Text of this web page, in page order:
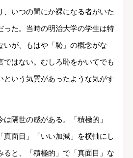
、いつの間にか裸になる者がいた
った。当時の明治大学の学生は特
いが、もはや「恥」の概念がな
ではない。むしろ恥をかいてでも
という気質があったような気がす
隔世の感がある。「積極的」
真面目」「いい加減」を横軸にし
ると、「積極的」で「真面目」な